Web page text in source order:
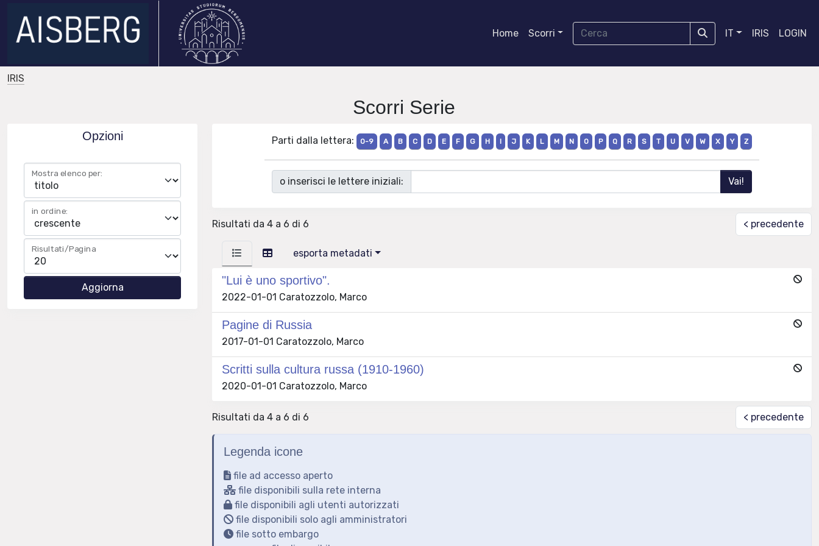
Home Scorri IT IRIS LOGIN
IRIS
Scorri Serie
Opzioni
Mostra elenco per:
in ordine:
Risultati/Pagina
Parti dalla lettera: 0-9 A B C D E F G H I J K L M N O P Q R S T U V W X Y Z
o inserisci le lettere iniziali:
Risultati da 4 a 6 di 6 < precedente
esporta metadati
"Lui è uno sportivo".
2022-01-01 Caratozzolo, Marco
Pagine di Russia
2017-01-01 Caratozzolo, Marco
Scritti sulla cultura russa (1910-1960)
2020-01-01 Caratozzolo, Marco
Risultati da 4 a 6 di 6 < precedente
Legenda icone
file ad accesso aperto
file disponibili sulla rete interna
file disponibili agli utenti autorizzati
file disponibili solo agli amministratori
file sotto embargo